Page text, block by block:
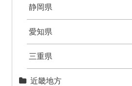
静岡県
愛知県
三重県
近畿地方